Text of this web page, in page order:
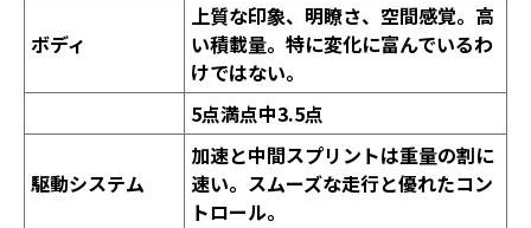
ボディ
上質な印象、明瞭さ、空間感覚。高
い積載量。特に変化に富んでいるわ
けではない。
5点満点中3.5点
駆動システム
加速と中間スプリントは重量の割に
速い。スムーズな走行と優れたコン
トロール。